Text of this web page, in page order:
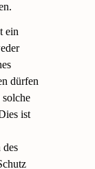
ein
dürfen
ist
des